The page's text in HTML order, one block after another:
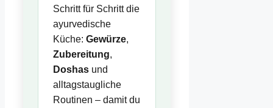
Schritt für Schritt die
ayurvedische
Küche: Gewürze,
Zubereitung,
Doshas und
alltagstaugliche
Routinen – damit du